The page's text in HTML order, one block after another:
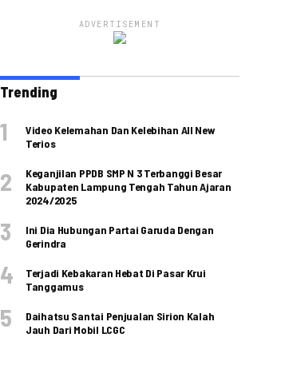
ADVERTISEMENT
Trending
Video Kelemahan Dan Kelebihan All New
Terios
Keganjilan PPDB SMP N 3 Terbanggi Besar
Kabupaten Lampung Tengah Tahun Ajaran
2024/2025
Ini Dia Hubungan Partai Garuda Dengan
Gerindra
Terjadi Kebakaran Hebat Di Pasar Krui
Tanggamus
Daihatsu Santai Penjualan Sirion Kalah
Jauh Dari Mobil LCGC